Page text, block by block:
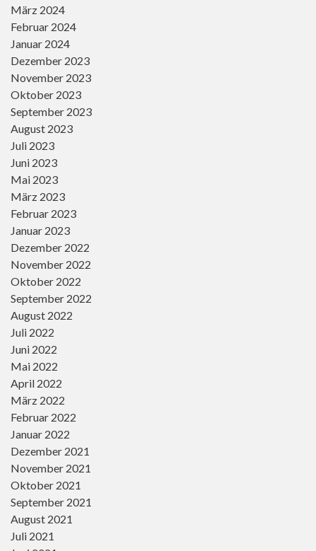
März 2024
Februar 2024
Januar 2024
Dezember 2023
November 2023
Oktober 2023
September 2023
August 2023
Juli 2023
Juni 2023
Mai 2023
März 2023
Februar 2023
Januar 2023
Dezember 2022
November 2022
Oktober 2022
September 2022
August 2022
Juli 2022
Juni 2022
Mai 2022
April 2022
März 2022
Februar 2022
Januar 2022
Dezember 2021
November 2021
Oktober 2021
September 2021
August 2021
Juli 2021